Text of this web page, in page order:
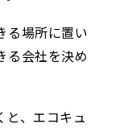
る場所に置い
る会社を決め
と、エコキュ